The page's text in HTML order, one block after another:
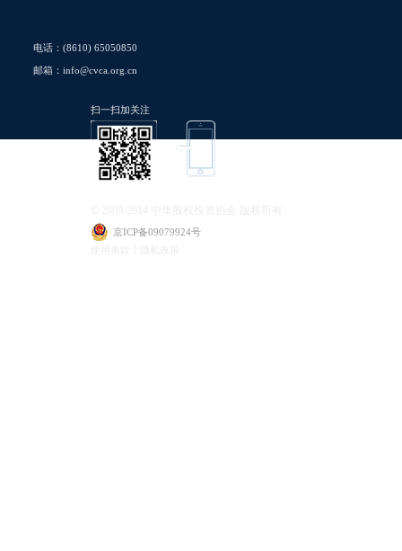
电话：(8610) 65050850
邮箱：info@cvca.org.cn
扫一扫加关注
京ICP备09079924号